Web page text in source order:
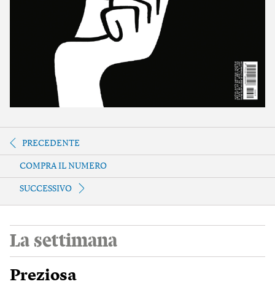
PRECEDENTE
COMPRA IL NUMERO
SUCCESSIVO
La settimana
Preziosa